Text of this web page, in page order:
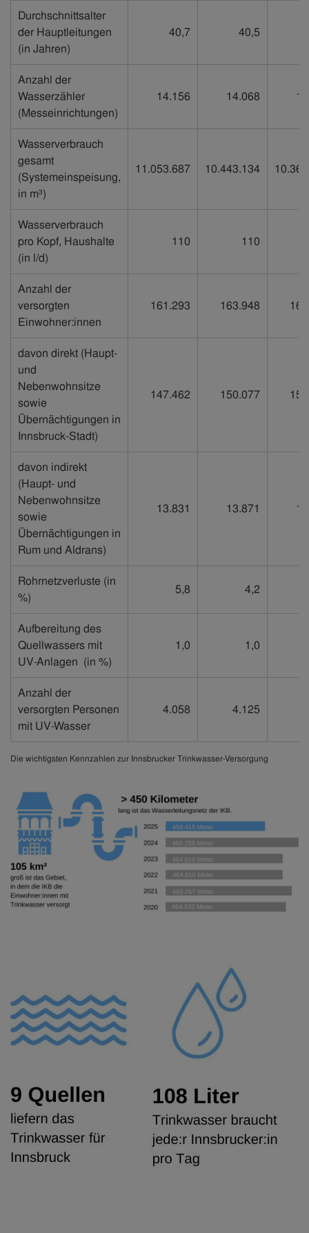
Durchschnittsalter
der Hauptleitungen
(in Jahren)
40,7 40,5
Anzahl der
Wasserzähler
(Messeinrichtungen)
14.156 14.068
Wasserverbrauch
gesamt
(Systemeinspeisung,
in m³)
11.053.687 10.443.134
Wasserverbrauch
pro Kopf, Haushalte
(in l/d)
110 110
Anzahl der
versorgten
Einwohner:innen
161.293 163.948
davon direkt (Haupt-
und
Nebenwohnsitze
sowie
Übernächtigungen in
Innsbruck-Stadt)
147.462 150.077
davon indirekt
(Haupt- und
Nebenwohnsitze
sowie
Übernächtigungen in
Rum und Aldrans)
13.831 13.871
Rohrnetzverluste (in
%)
5,8 4,2
Aufbereitung des
Quellwassers mit
UV-Anlagen (in %)
1,0 1,0
Anzahl der
versorgten Personen
mit UV-Wasser
4.058 4.125
Die wichtigsten Kennzahlen zur Innsbrucker Trinkwasser-Versorgung